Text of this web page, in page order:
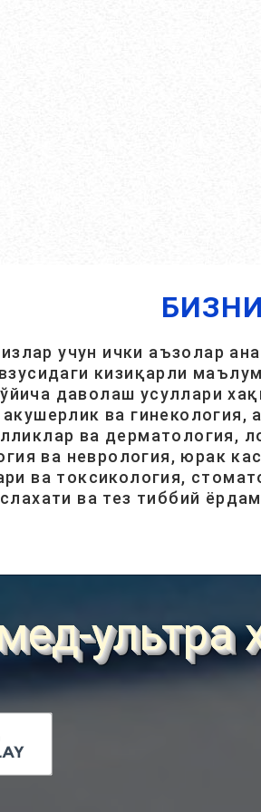
учун ички аъзолар
кизиқарли
даволаш усуллари
ва гинекология,
ва дерматология,
ва неврология, юрак
ва токсикология,
ва тез тиббий
ультра